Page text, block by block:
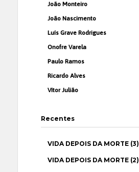
João Monteiro
João Nascimento
Luís Grave Rodrigues
Onofre Varela
Paulo Ramos
Ricardo Alves
Vítor Julião
Recentes
VIDA DEPOIS DA MORTE (3)
VIDA DEPOIS DA MORTE (2)